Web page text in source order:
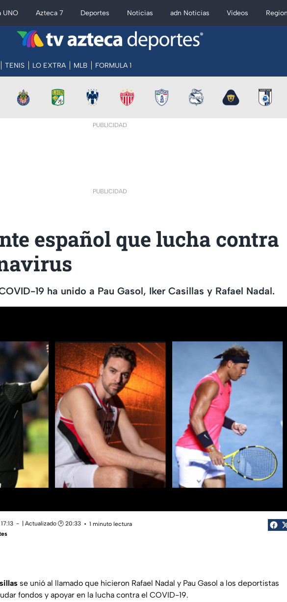
UNO Azteca 7 Deportes Noticias adn Noticias Videos
TENIS LO EXTRA MLB FORMULA 1
PUBLICIDAD
PUBLICIDAD
español que lucha contra
19 ha unido a Pau Gasol, Iker Casillas y Rafael Nadal.
| Actualizado 🕑 20:33
1 minuto lectura
se unió al llamado que hicieron Rafael Nadal y Pau Gasol a los deportistas
fondos y apoyar en la lucha contra el COVID-19.